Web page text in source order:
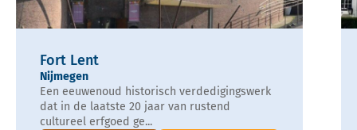
Fort Lent
Nijmegen
Een eeuwenoud historisch verdedigingswerk
dat in de laatste 20 jaar van rustend
cultureel erfgoed ge...